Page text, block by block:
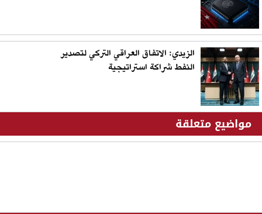
الزيدي: الاتفاق العراقي التركي لتصدير
النفط شراكة استراتيجية
مواضيع متعلقة